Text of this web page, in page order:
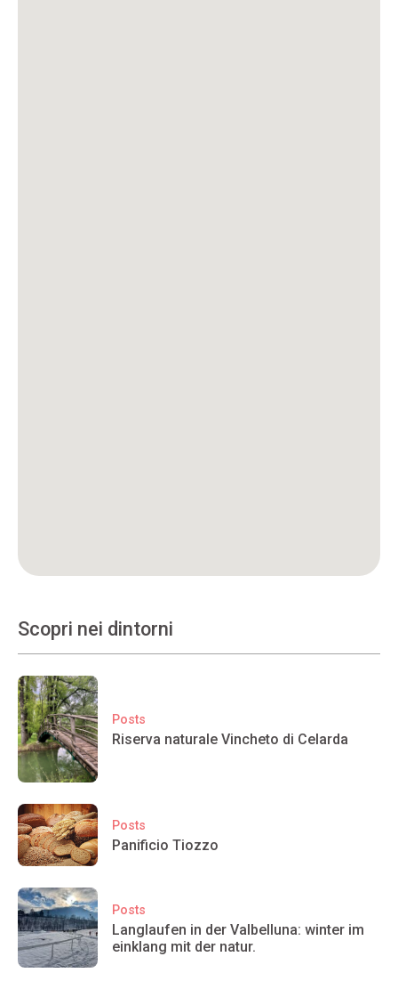
Scopri nei dintorni
Posts
Riserva naturale Vincheto di Celarda
Posts
Panificio Tiozzo
Posts
Langlaufen in der Valbelluna: winter im
einklang mit der natur.